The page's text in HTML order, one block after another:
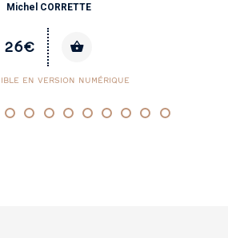
Michel CORRETTE
26€
EN VERSION NUMÉRIQUE